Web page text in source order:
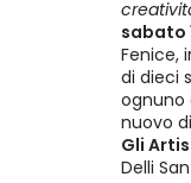
sabato
Fenice,
di dieci
ognuno
nuovo
Gli
Delli